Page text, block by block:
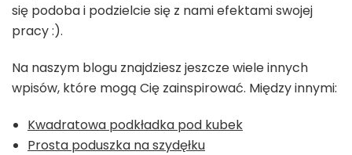
się podoba i podzielcie się z nami efektami swojej
pracy :).
Na naszym blogu znajdziesz jeszcze wiele innych
wpisów, które mogą Cię zainspirować. Między innymi:
Kwadratowa podkładka pod kubek
Prosta poduszka na szydęłku